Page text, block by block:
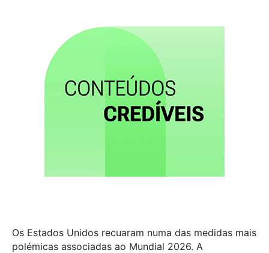
Os Estados Unidos recuaram numa das medidas mais
polémicas associadas ao Mundial 2026. A